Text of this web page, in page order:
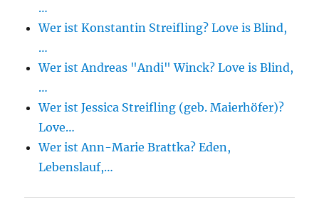
…
Wer ist Konstantin Streifling? Love is Blind,
…
Wer ist Andreas "Andi" Winck? Love is Blind,
…
Wer ist Jessica Streifling (geb. Maierhöfer)?
Love…
Wer ist Ann-Marie Brattka? Eden,
Lebenslauf,…